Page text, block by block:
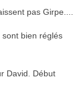
pas Girpe....
bien réglés
David. Début